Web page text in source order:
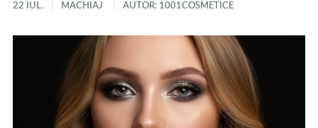
22 IUL.
MACHIAJ AUTOR: 1001COSMETICE